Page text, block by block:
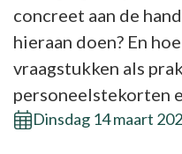
concreet aan de
hieraan doen? En
vraagstukken als
personeelstekorten
Dinsdag 14 maart